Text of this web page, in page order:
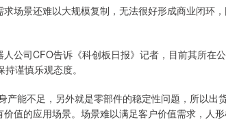
景还难以大规模复制，无法很好形成商业闭环
司CFO告诉《科创板日报》记者，目前其所在
谨慎乐观态度。
能不足，另外就是零部件的稳定性问题，所以出
值的应用场景。场景难以满足客户价值需求，人